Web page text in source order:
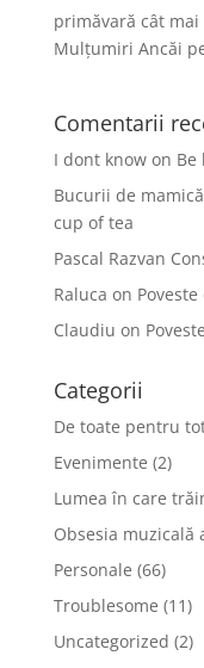
primăvară cât
Mulțumiri Ancăi
Comentarii
I dont knowon Be
Bucurii de
cup of tea
Pascal Razvan
Raluca on
Claudiu on
Categorii
De toate pentru
Evenimente (2)
Lumea în care
Obsesia muzicală
Personale (66)
Troublesome (11)
Uncategorized (2)